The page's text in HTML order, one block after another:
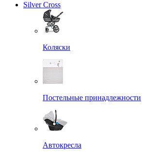
Silver Cross
Коляски
Постельные принадлежности
Автокресла